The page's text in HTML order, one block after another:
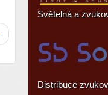
Světelná a
Distribuce